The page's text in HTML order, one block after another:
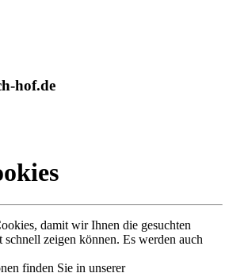
hof.de
damit wir Ihnen die gesuchten
zeigen können. Es werden auch
finden Sie in unserer